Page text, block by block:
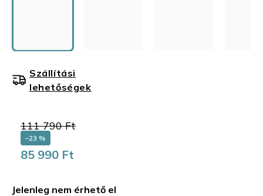
111 790 Ft
–23 %
85 990 Ft
Jelenleg nem érhető el
Szállítási
lehetőségek